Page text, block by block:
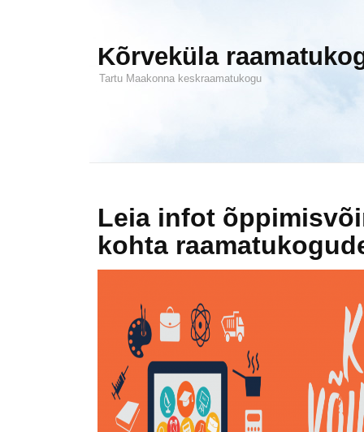
Kõrveküla
Tartu Maakonna keskraamatukogu
Leia infot
kohta